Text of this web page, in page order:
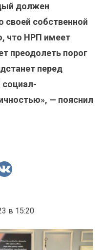
должен
своей собственной
что НРП имеет
преодолеть порог
перед
социал-
— пояснил
в 15:20